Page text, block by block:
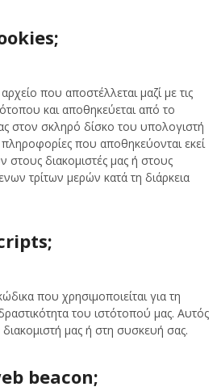
που αποστέλλεται μαζί με τις
και αποθηκεύεται από το
στον σκληρό δίσκο του υπολογιστή
που αποθηκεύονται εκεί
στους διακομιστές μας ή στους
τρίτων μερών κατά τη διάρκεια
που χρησιμοποιείται για τη
του ιστότοπού μας. Αυτός
διακομιστή μας ή στη συσκευή σας.
beacon;